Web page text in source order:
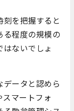
を把握すると
る程度の規模の
ないでしょ
ータと認めら
マートフォ